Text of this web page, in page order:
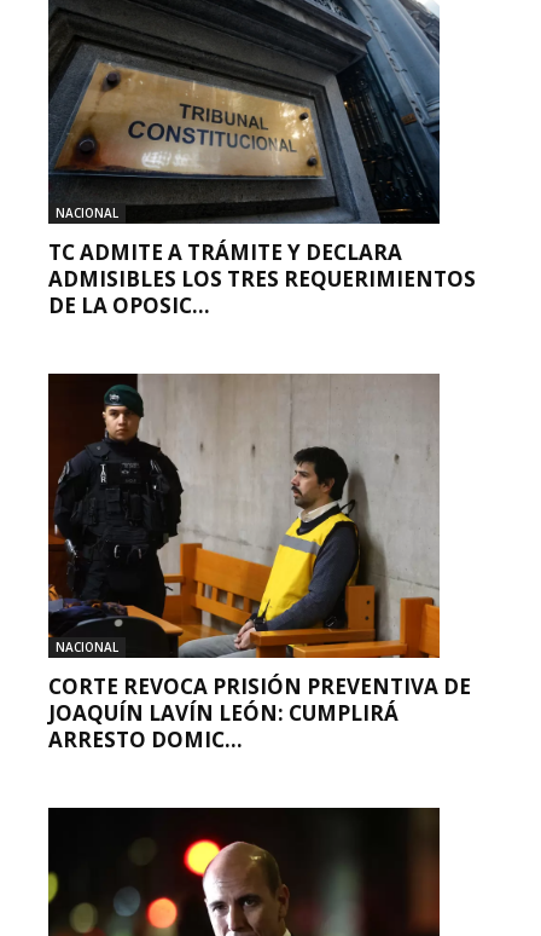
NACIONAL
TC ADMITE A TRÁMITE Y DECLARA
ADMISIBLES LOS TRES REQUERIMIENTOS
DE LA OPOSIC...
NACIONAL
CORTE REVOCA PRISIÓN PREVENTIVA DE
JOAQUÍN LAVÍN LEÓN: CUMPLIRÁ
ARRESTO DOMIC...